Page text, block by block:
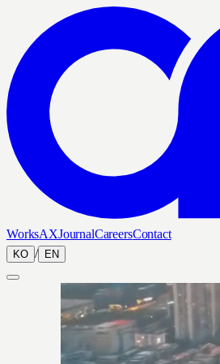
WorksAXJournalCareersContact
KO / EN